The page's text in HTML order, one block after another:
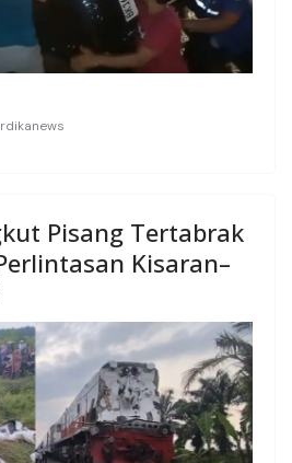
Pisang Tertabrak
Kisaran–